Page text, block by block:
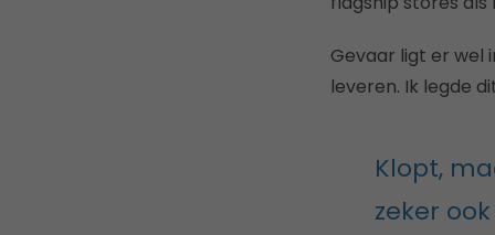
Gevaar ligt er wel
leveren. Ik legde
Klopt,
zeker